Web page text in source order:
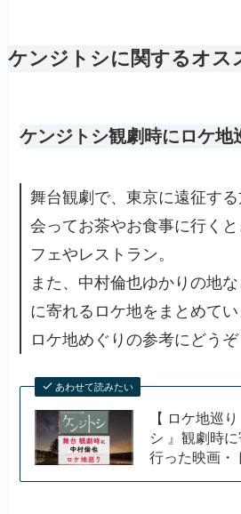
ケンジトシに関するオス
ケンジトシ観劇時にロケ地
舞台観劇で、東京に遠征す
会ってお茶やお食事に行く
フェやレストラン。
また、中村倫也ゆかりの地
に寄れるロケ地をまとめて
ロケ地めぐりの参考にどうぞ
あわせて読みたい
【 ロケ地巡
シ 』観劇時
行った映画・